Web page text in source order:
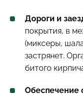
Дороги и
покрытия, в
(миксеры,
застрянет.
битого
Обеспечение